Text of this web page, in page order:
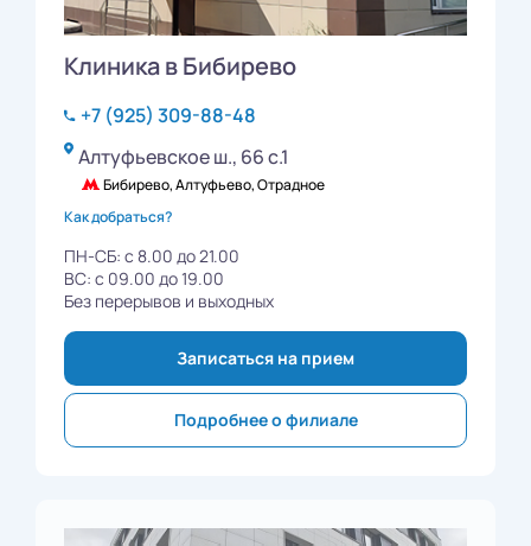
Клиника в Бибирево
+7 (925) 309-88-48
Алтуфьевское ш., 66 с.1
Бибирево, Алтуфьево, Отрадное
Как добраться?
ПН-СБ: с 8.00 до 21.00
ВС: с 09.00 до 19.00
Без перерывов и выходных
Записаться на прием
Подробнее о филиале